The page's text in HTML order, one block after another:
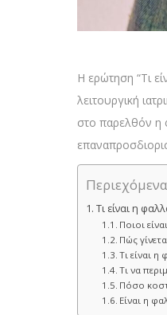
Η ερώτηση “Τι
λειτουργική
στο παρελθόν η
Περιεχόμενα
Τι είναι η
Ποιοι
Πώς
Τι είναι η
Τι να
Πόσο
Είναι η